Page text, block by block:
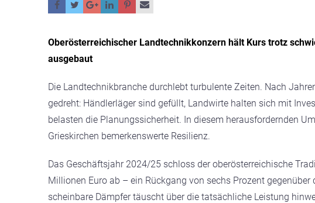
Oberösterreichischer Landtechnikkonzern hält Kurs trotz
ausgebaut
Die Landtechnikbranche durchlebt turbulente Zeiten. Nach
gedreht: Händlerläger sind gefüllt, Landwirte halten sich mit
belasten die Planungssicherheit. In diesem herausfordernden
Grieskirchen bemerkenswerte Resilienz.
Das Geschäftsjahr 2024/25 schloss der oberösterreichische
Millionen Euro ab – ein Rückgang von sechs Prozent
scheinbare Dämpfer täuscht über die tatsächliche Leistung